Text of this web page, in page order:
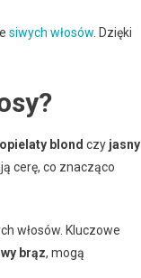
siwych włosów . Dzięki
blond czy jasny
cerę, co znacząco
włosów. Kluczowe
brąz, mogą